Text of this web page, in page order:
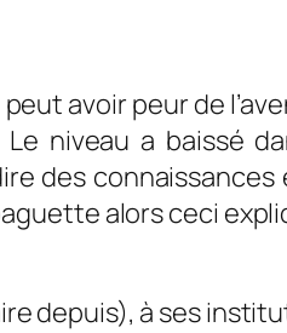
avoir peur de
niveau a baissé
des
alors ceci
depuis), à ses